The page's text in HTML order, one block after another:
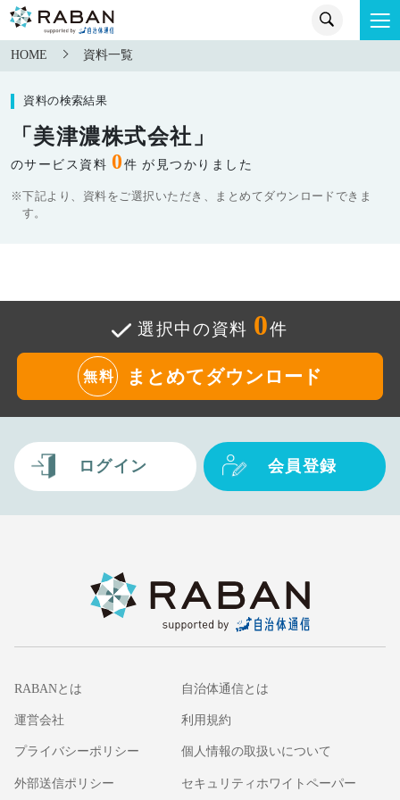
HOME 資料一覧
資料の検索結果
「美津濃株式会社」
のサービス資料 0件 が見つかりました
※下記より、資料をご選択いただき、まとめてダウンロードできま
す。
選択中の資料 0件
無料 まとめてダウンロード
ログイン 会員登録
RABANとは 自治体通信とは
運営会社 利用規約
プライバシーポリシー 個人情報の取扱いについて
外部送信ポリシー セキュリティホワイトペーパー